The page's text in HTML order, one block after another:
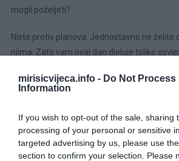
mirisicvijeca.info - Do Not Process
Information
If you wish to opt-out of the sale, sharing
processing of your personal or sensitive
targeted advertising by us, please use
section to confirm your selection. Please
mogli poželjeti?
Niste protiv planova. Jednostavno ne želite
njima. Zato vam ovaj dan djeluje toliko
ono što želite, na svoj način. Karmički ste
odvija u vašu korist, piše Your Tango.
Nemojte se iznenaditi ako vam se ovog
poslu radite nešto veoma kreativno. Izgleda